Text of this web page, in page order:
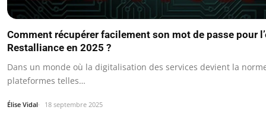
Comment récupérer facilement son mot de passe pour
Restalliance en 2025 ?
Dans un monde où la digitalisation des services devient la
plateformes telles…
Élise Vidal 18 septembre 2025